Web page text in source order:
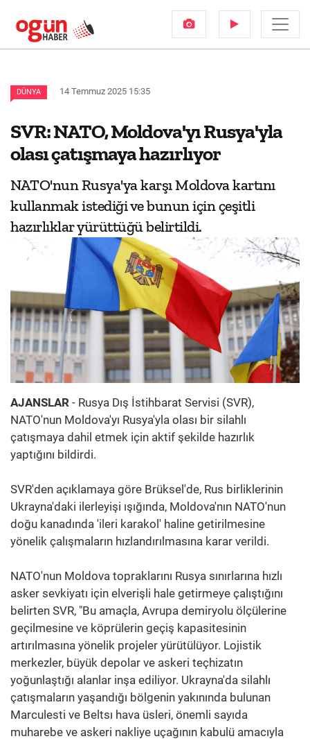
DÜNYA 14 Temmuz 2025 15:35
SVR: NATO, Moldova'yı Rusya'yla
olası çatışmaya hazırlıyor
NATO'nun Rusya'ya karşı Moldova kartını
kullanmak istediği ve bunun için çeşitli
hazırlıklar yürüttüğü belirtildi.
AJANSLAR - Rusya Dış İstihbarat Servisi (SVR),
NATO'nun Moldova'yı Rusya'yla olası bir silahlı
çatışmaya dahil etmek için aktif şekilde hazırlık
yaptığını bildirdi.
SVR'den açıklamaya göre Brüksel'de, Rus birliklerinin
Ukrayna'daki ilerleyişi ışığında, Moldova'nın NATO'nun
doğu kanadında 'ileri karakol' haline getirilmesine
yönelik çalışmaların hızlandırılmasına karar verildi.
NATO'nun Moldova topraklarını Rusya sınırlarına hızlı
asker sevkiyatı için elverişli hale getirmeye çalıştığını
belirten SVR, "Bu amaçla, Avrupa demiryolu ölçülerine
geçilmesine ve köprülerin geçiş kapasitesinin
artırılmasına yönelik projeler yürütülüyor. Lojistik
merkezler, büyük depolar ve askeri teçhizatın
yoğunlaştığı alanlar inşa ediliyor. Ukrayna'da silahlı
çatışmaların yaşandığı bölgenin yakınında bulunan
Marculesti ve Beltsı hava üsleri, önemli sayıda
muharebe ve askeri nakliye uçağının kabulü amacıyla